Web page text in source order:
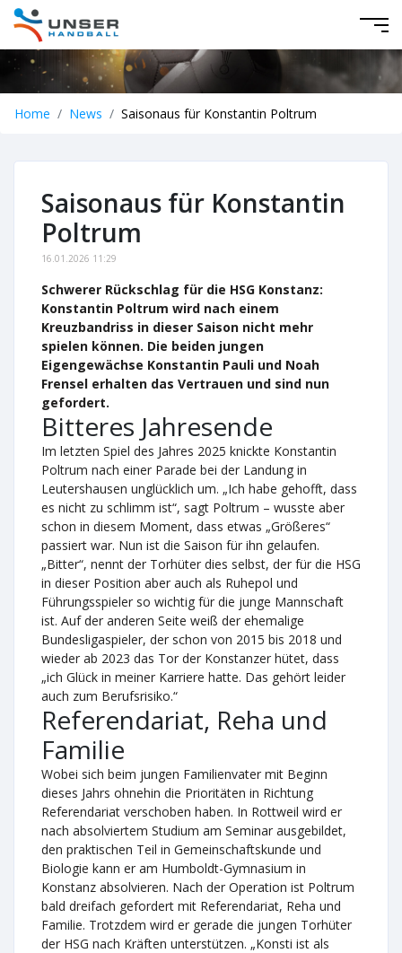
Home News Saisonaus für Konstantin Poltrum
Saisonaus für Konstantin
Poltrum
16.01.2026 11:29
Schwerer Rückschlag für die HSG Konstanz:
Konstantin Poltrum wird nach einem
Kreuzbandriss in dieser Saison nicht mehr
spielen können. Die beiden jungen
Eigengewächse Konstantin Pauli und Noah
Frensel erhalten das Vertrauen und sind nun
gefordert.
Bitteres Jahresende
Im letzten Spiel des Jahres 2025 knickte Konstantin
Poltrum nach einer Parade bei der Landung in
Leutershausen unglücklich um. „Ich habe gehofft, dass
es nicht zu schlimm ist“, sagt Poltrum – wusste aber
schon in diesem Moment, dass etwas „Größeres“
passiert war. Nun ist die Saison für ihn gelaufen.
„Bitter“, nennt der Torhüter dies selbst, der für die HSG
in dieser Position aber auch als Ruhepol und
Führungsspieler so wichtig für die junge Mannschaft
ist. Auf der anderen Seite weiß der ehemalige
Bundesligaspieler, der schon von 2015 bis 2018 und
wieder ab 2023 das Tor der Konstanzer hütet, dass
„ich Glück in meiner Karriere hatte. Das gehört leider
auch zum Berufsrisiko.“
Referendariat, Reha und
Familie
Wobei sich beim jungen Familienvater mit Beginn
dieses Jahrs ohnehin die Prioritäten in Richtung
Referendariat verschoben haben. In Rottweil wird er
nach absolviertem Studium am Seminar ausgebildet,
den praktischen Teil in Gemeinschaftskunde und
Biologie kann er am Humboldt-Gymnasium in
Konstanz absolvieren. Nach der Operation ist Poltrum
bald dreifach gefordert mit Referendariat, Reha und
Familie. Trotzdem wird er gerade die jungen Torhüter
der HSG nach Kräften unterstützen. „Konsti ist als